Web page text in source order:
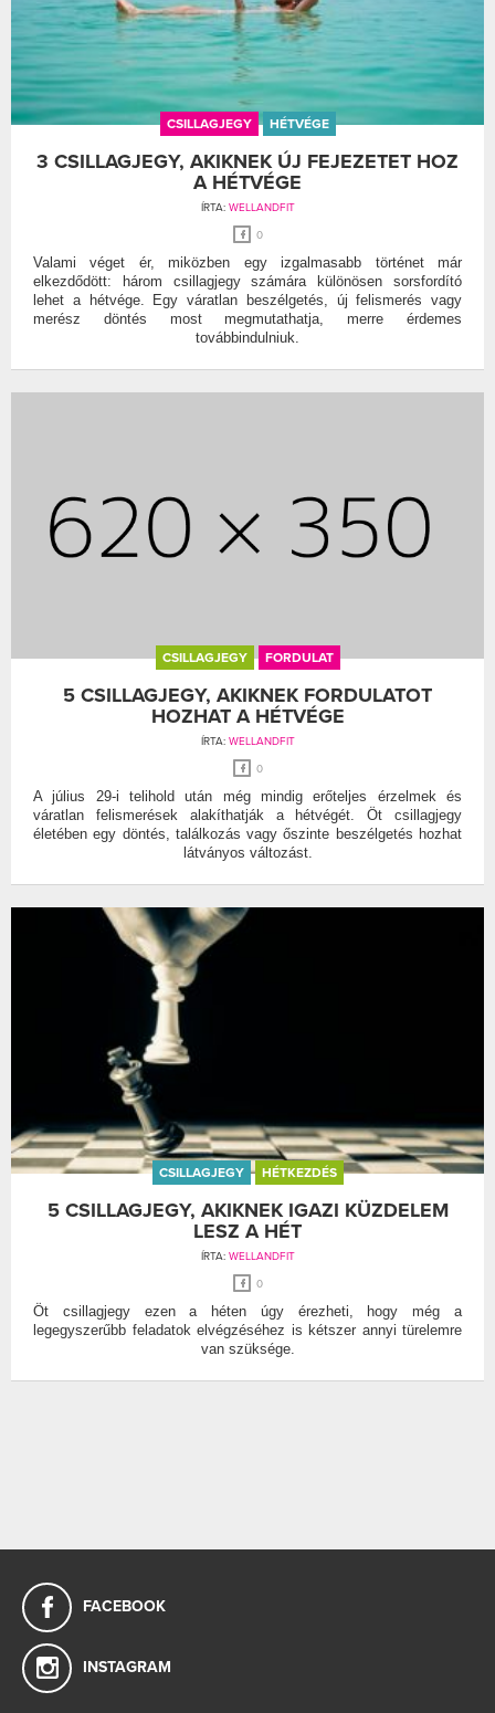
CSILLAGJEGY HÉTVÉGE
3 CSILLAGJEGY, AKIKNEK ÚJ FEJEZETET HOZ
A HÉTVÉGE
ÍRTA: WELLANDFIT
0
Valami véget ér, miközben egy izgalmasabb történet már
elkezdődött: három csillagjegy számára különösen sorsfordító
lehet a hétvége. Egy váratlan beszélgetés, új felismerés vagy
merész döntés most megmutathatja, merre érdemes
továbbindulniuk.
CSILLAGJEGY FORDULAT
5 CSILLAGJEGY, AKIKNEK FORDULATOT
HOZHAT A HÉTVÉGE
ÍRTA: WELLANDFIT
0
A július 29-i telihold után még mindig erőteljes érzelmek és
váratlan felismerések alakíthatják a hétvégét. Öt csillagjegy
életében egy döntés, találkozás vagy őszinte beszélgetés hozhat
látványos változást.
CSILLAGJEGY HÉTKEZDÉS
5 CSILLAGJEGY, AKIKNEK IGAZI KÜZDELEM
LESZ A HÉT
ÍRTA: WELLANDFIT
0
Öt csillagjegy ezen a héten úgy érezheti, hogy még a
legegyszerűbb feladatok elvégzéséhez is kétszer annyi türelemre
van szüksége.
FACEBOOK
INSTAGRAM